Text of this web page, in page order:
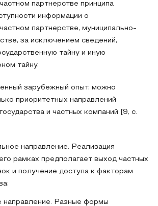
партнерстве принципа
информации о
партнерстве, муниципально-
за исключением сведений,
тайну и иную
тайну.
зарубежный опыт, можно
приоритетных направлений
и частных компаний [9, с.
направление. Реализация
рамках предполагает выход частных
и получение доступа к факторам
направление. Разные формы